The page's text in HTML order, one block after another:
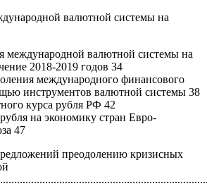
валютной системы на
международной валютной системы на
2018-2019 годов 34
международного финансового
инструментов валютной системы 38
курса рубля РФ 42
на экономику стран Евро-
47
преодолению кризисных